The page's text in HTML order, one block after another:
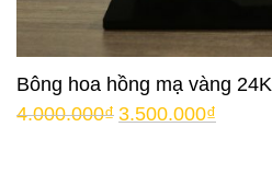
Bông hoa hồng mạ vàng 24K
4.000.000₫ 3.500.000₫